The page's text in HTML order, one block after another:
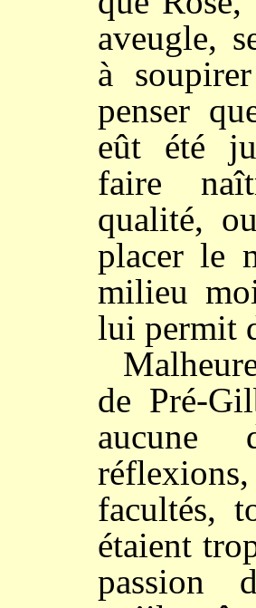
aveugle,
à
penser
eût été
faire
qualité,
placer le
milieu
lui permit
de Pré-
aucune
facultés,
étaient
passion